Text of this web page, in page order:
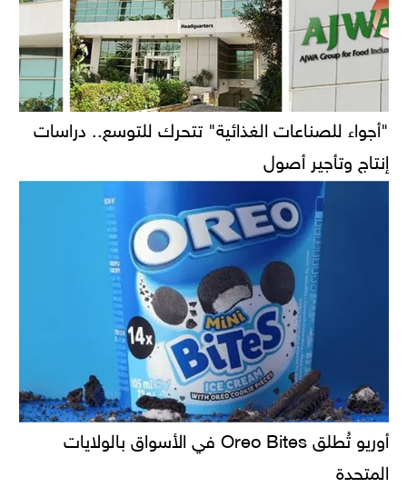
"أجواء للصناعات الغذائية" تتحرك للتوسع.. دراسات
إنتاج وتأجير أصول
أوريو تُطلق Oreo Bites في الأسواق بالولايات
المتحدة